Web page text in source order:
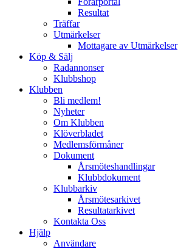
Resultat
Träffar
Utmärkelser
Mottagare av Utmärkelser
Köp & Sälj
Radannonser
Klubbshop
Klubben
Bli medlem!
Nyheter
Om Klubben
Klöverbladet
Medlemsförmåner
Dokument
Årsmöteshandlingar
Klubbdokument
Klubbarkiv
Årsmötesarkivet
Resultatarkivet
Kontakta Oss
Hjälp
Användare